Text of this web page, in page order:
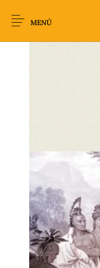
MENÚ
Fantasía
Historia